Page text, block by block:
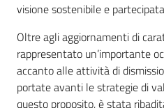
visione sostenibile e
Oltre agli aggiornamenti di
rappresentato un’importante
accanto alle attività di
portate avanti le strategie di
questo proposito, è stata